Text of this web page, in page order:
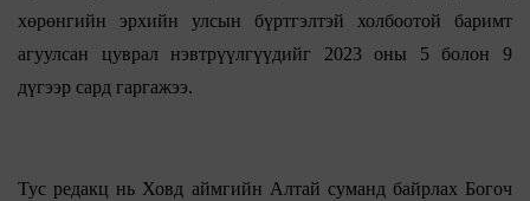
хөрөнгийн эрхийн улсын бүртгэлтэй холбоотой баримт
агуулсан цуврал нэвтрүүлгүүдийг 2023 оны 5 болон 9
дүгээр сард гаргажээ.
Тус редакц нь Ховд аймгийн Алтай суманд байрлах Богоч